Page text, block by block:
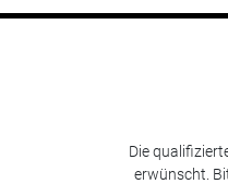
Die
erwünscht.